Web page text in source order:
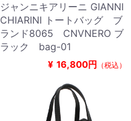
ジャンニキアリーニ GIANNI
CHIARINI トートバッグ ブ
ランド8065 CNVNERO ブ
ラック bag-01
¥ 16,800円 （税込）